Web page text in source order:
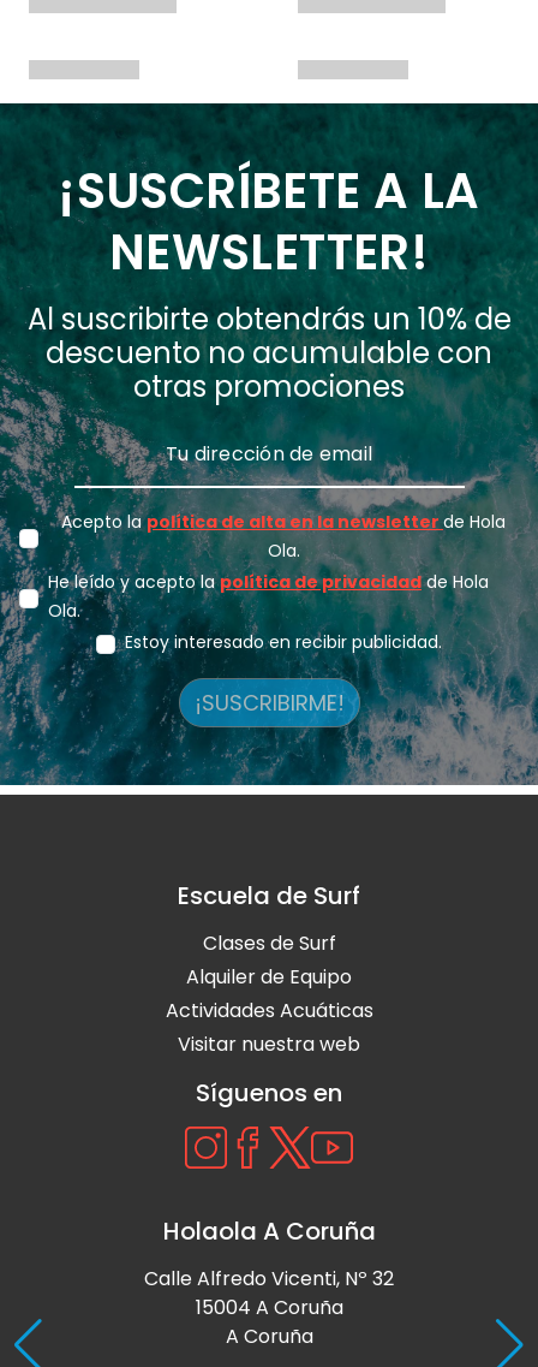
¡SUSCRÍBETE A LA
NEWSLETTER!
Al suscribirte obtendrás un 10% de
descuento no acumulable con
otras promociones
Acepto lapolítica de alta en la newsletter de Hola
Ola.
He leído y acepto lapolítica de privacidadde Hola
Ola.
Estoy interesado en recibir publicidad.
¡SUSCRIBIRME!
Escuela de Surf
Clases de Surf
Alquiler de Equipo
Actividades Acuáticas
Visitar nuestra web
Síguenos en
Holaola A Coruña
Calle Alfredo Vicenti, Nº 32
15004 A Coruña
A Coruña